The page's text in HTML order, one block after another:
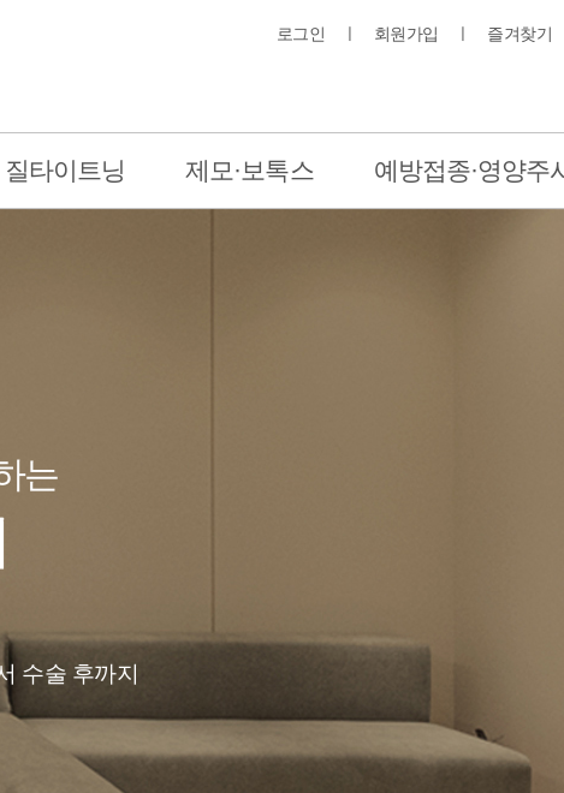
로그인 회원가입 즐겨찾기
질타이트닝 제모·보톡스 예방접종·영양주
는
수술 후까지